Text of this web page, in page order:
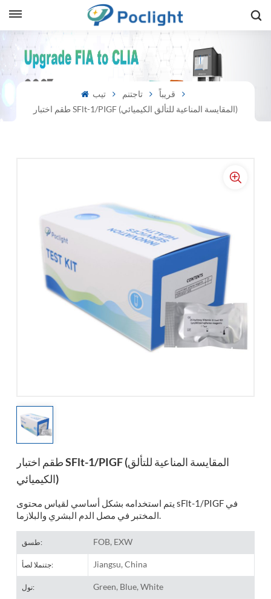
تيب تاجتنم
قريباً
طقم اختبار SFlt-1/PIGF (المقايسة المناعية للتألق الكيميائي)
طقم اختبار SFlt-1/PIGF (المقايسة المناعية للتألق
الكيميائي)
يتم استخدامه بشكل أساسي لقياس محتوى sFlt-1/PIGF في
طسق: FOB, EXW
جتنملا لصأ: Jiangsu, China
نول: Green, Blue, White